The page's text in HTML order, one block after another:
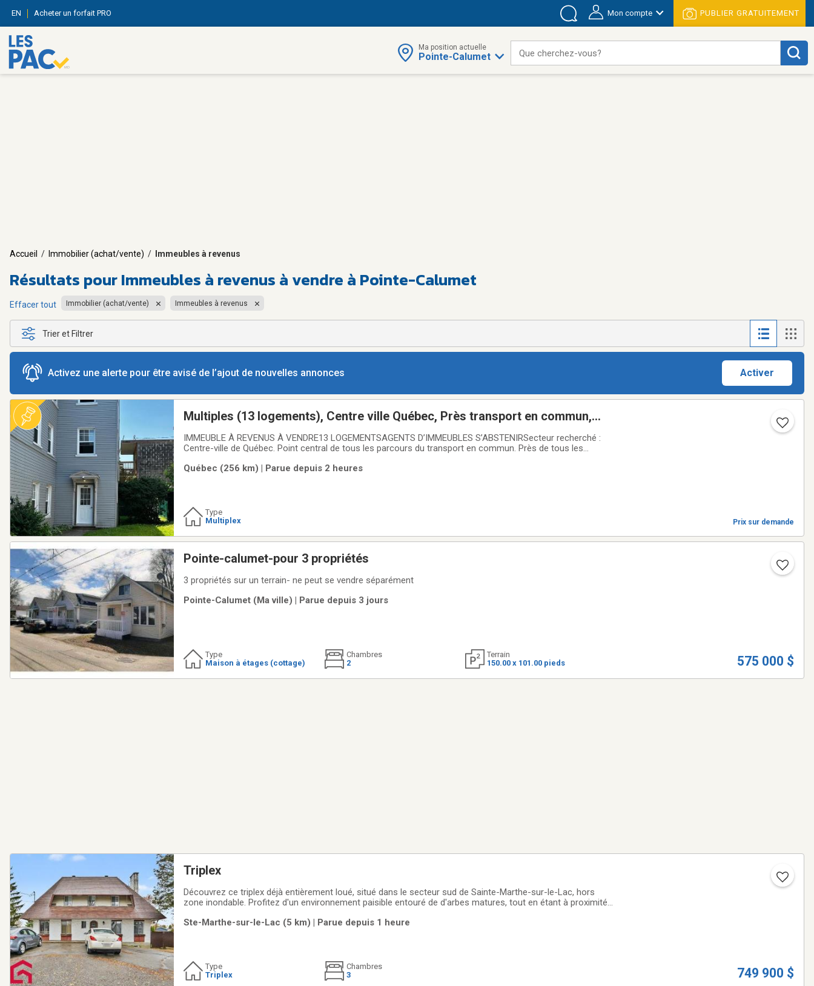
EN Acheter un forfait PRO Mon compte PUBLIER GRATUITEMENT
Ma position actuelle
Pointe-Calumet Que cherchez-vous?
Accueil / Immobilier (achat/vente) / Immeubles à revenus
Résultats pourImmeubles à revenus à vendre à Pointe-Calumet
Effacer tout Immobilier (achat/vente) Immeubles à revenus
Trier et Filtrer
Activez une alerte pour être avisé de l’ajout de nouvelles annonces Activer
Multiples (13 logements), Centre ville Québec, Près transport en commun,
locaitres excellents,
IMMEUBLE À REVENUS À VENDRE13 LOGEMENTSAGENTS D’IMMEUBLES S’ABSTENIRSecteur recherché :
Centre-ville de Québec. Point central de tous les parcours du transport en commun. Près de tous les
Le chauffage est 100 % électrique. Tous les
Québec (256 km) | Parue depuis 2 heures
Type
Multiplex
Prix sur demande
Pointe-calumet-pour 3 propriétés
3 propriétés sur un terrain- ne peut se vendre séparément
Pointe-Calumet (Ma ville) | Parue depuis 3 jours
Type
Maison à étages (cottage)
Chambres
2
Terrain
150.00 x 101.00 pieds
575 000 $
Triplex
Découvrez ce triplex déjà entièrement loué, situé dans le secteur sud de Sainte-Marthe-sur-le-Lac, hors
zone inondable. Profitez d'un environnement paisible entouré de d'arbes matures, tout en étant à proximité
conforme), cette propriété a
Ste-Marthe-sur-le-Lac (5 km) | Parue depuis 1 heure
Type
Triplex
Chambres
3
749 900 $